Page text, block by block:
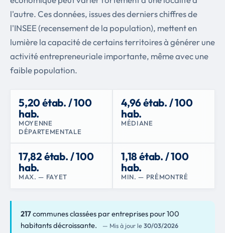
l'autre. Ces données, issues des derniers chiffres de
l'INSEE (recensement de la population), mettent en
lumière la capacité de certains territoires à générer une
activité entrepreneuriale importante, même avec une
faible population.
5,20 étab. / 100
hab.
MOYENNE
DÉPARTEMENTALE
4,96 étab. / 100
hab.
MÉDIANE
17,82 étab. / 100
hab.
MAX. — FAYET
1,18 étab. / 100
hab.
MIN. — PRÉMONTRÉ
217communes classées par entreprises pour 100
habitants décroissante.
— Mis à jour le 30/03/2026